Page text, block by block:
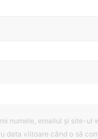
numele, emailul și site-ul
data viitoare când o să